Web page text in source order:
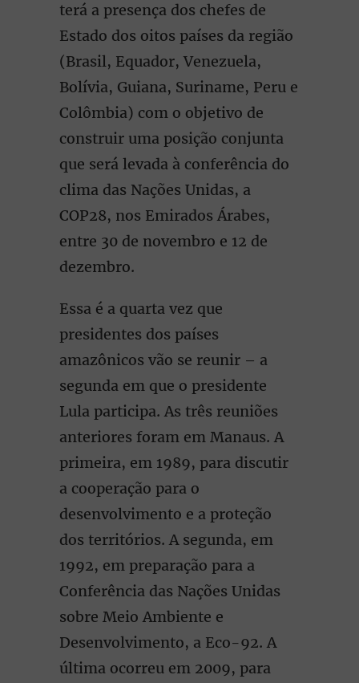
terá a presença dos chefes de
Estado dos oitos países da região
(Brasil, Equador, Venezuela,
Bolívia, Guiana, Suriname, Peru e
Colômbia) com o objetivo de
construir uma posição conjunta
que será levada à conferência do
clima das Nações Unidas, a
COP28, nos Emirados Árabes,
entre 30 de novembro e 12 de
dezembro.
Essa é a quarta vez que
presidentes dos países
amazônicos vão se reunir – a
segunda em que o presidente
Lula participa. As três reuniões
anteriores foram em Manaus. A
primeira, em 1989, para discutir
a cooperação para o
desenvolvimento e a proteção
dos territórios. A segunda, em
1992, em preparação para a
Conferência das Nações Unidas
sobre Meio Ambiente e
Desenvolvimento, a Eco-92. A
última ocorreu em 2009, para